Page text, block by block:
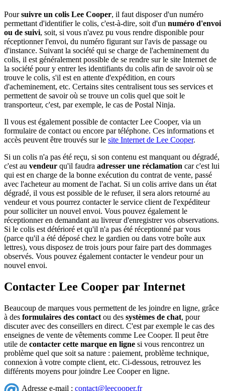
Poursuivre un colis Lee Cooper, il faut disposer d'un numéro
permettant d'identifier le colis, c'est-à-dire, soit d'un numéro d'envoi
ou de suivi, soit, si vous n'avez pu vous rendre disponible pour
réceptionner l'envoi, du numéro figurant sur l'avis de passage ou
d'instance. Suivant la société qui se charge de l'acheminement du
colis, il est généralement possible de se rendre sur le site Internet de
la société pour y entrer les identifiants du colis afin de savoir où se
trouve le colis, s'il est en attente d'expédition, en cours
d'acheminement, etc. Certains sites centralisent tous ses services et
permettent de savoir où se trouve un colis quel que soit le
transporteur, c'est, par exemple, le cas de Postal Ninja.
Il vous est également possible de contacter Lee Cooper, via un
formulaire de contact ou encore par téléphone. Ces informations et
accès peuvent être trouvés sur le site Internet de Lee Cooper.
Si un colis n'a pas été reçu, si son contenu est manquant ou dégradé,
c'est au vendeur qu'il faudra adresser une réclamation car c'est lui
qui est en charge de la bonne exécution du contrat de vente, passé
avec l'acheteur au moment de l'achat. Si un colis arrive dans un état
dégradé, il vous est possible de le refuser, il sera alors retourné au
vendeur et vous pourrez contacter le service client de l'expéditeur
pour solliciter un nouvel envoi. Vous pouvez également le
réceptionner en demandant au livreur d'enregistrer vos observations.
Si le colis est détérioré et qu'il n'a pas été réceptionné par vous
(parce qu'il a été déposé chez le gardien ou dans votre boîte aux
lettres), vous disposez de trois jours pour faire part des dommages
observés. Vous pouvez également contacter le vendeur pour un
nouvel envoi.
Contacter Lee Cooper par Internet
Beaucoup de marques vous permettent de les joindre en ligne, grâce
à des formulaires des contact ou des systèmes de chat, pour
discuter avec des conseillers en direct. C'est par exemple le cas des
enseignes de vente de vêtements comme Lee Cooper. Il peut être
utile de contacter cette marque en ligne si vous rencontrez un
problème quel que soit sa nature : paiement, problème technique,
connexion à votre compte client, etc. Ci-dessous, retrouvez les
différents moyens pour joindre Lee Cooper en ligne.
Adresse e-mail : contact@leecooper.fr